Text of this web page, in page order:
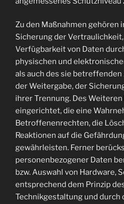
Zu den Maßnahmen gehören
Sicherung der
Verfügbarkeit von Daten
physischen und
als auch des sie betreffenden
der Weitergabe, der
ihrer Trennung. Des
eingerichtet, die eine
Betroffenenrechten, die
Reaktionen auf die
gewährleisten. Ferner
personenbezogener Daten
bzw. Auswahl von Hardware,
entsprechend dem Prinzip
Technikgestaltung und